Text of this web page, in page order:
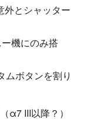
外とシャッター
機にのみ搭
ムボタンを割り
α7 III以降？）